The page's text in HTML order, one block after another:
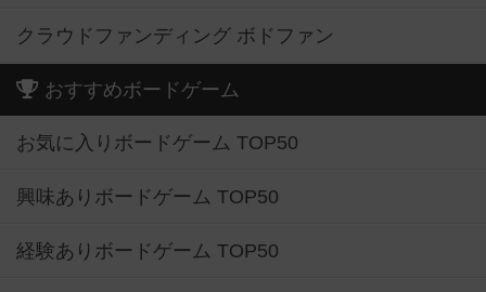
クラウドファンディング ボドファン
おすすめボードゲーム
お気に入りボードゲーム TOP50
興味ありボードゲーム TOP50
経験ありボードゲーム TOP50